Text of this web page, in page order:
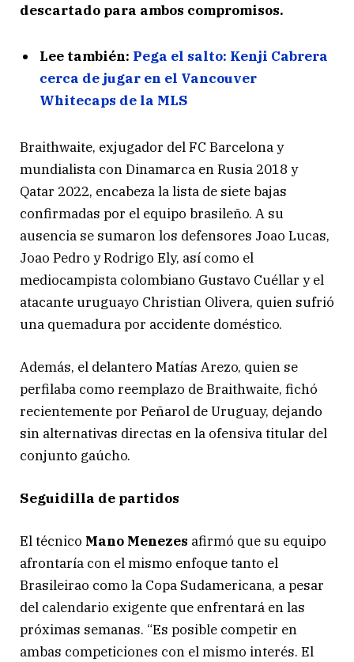
descartado para ambos compromisos.
Lee también: Pega el salto: Kenji Cabrera
cerca de jugar en el Vancouver
Whitecaps de la MLS
Braithwaite, exjugador del FC Barcelona y
mundialista con Dinamarca en Rusia 2018 y
Qatar 2022, encabeza la lista de siete bajas
confirmadas por el equipo brasileño. A su
ausencia se sumaron los defensores Joao Lucas,
Joao Pedro y Rodrigo Ely, así como el
mediocampista colombiano Gustavo Cuéllar y el
atacante uruguayo Christian Olivera, quien sufrió
una quemadura por accidente doméstico.
Además, el delantero Matías Arezo, quien se
perfilaba como reemplazo de Braithwaite, fichó
recientemente por Peñarol de Uruguay, dejando
sin alternativas directas en la ofensiva titular del
conjunto gaúcho.
Seguidilla de partidos
El técnico Mano Menezes afirmó que su equipo
afrontaría con el mismo enfoque tanto el
Brasileirao como la Copa Sudamericana, a pesar
del calendario exigente que enfrentará en las
próximas semanas. “Es posible competir en
ambas competiciones con el mismo interés. El